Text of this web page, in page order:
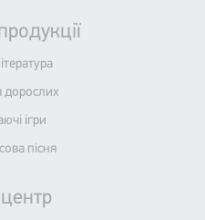
дорослих
ігри
пісня